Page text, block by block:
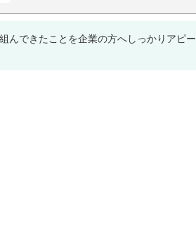
んできたことを企業の方へしっかりアピー